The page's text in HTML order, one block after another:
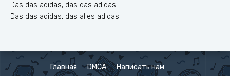
Das das adidas, das das adidas
Das das adidas, das alles adidas
Das das adidas
Главная DMCA Написать нам